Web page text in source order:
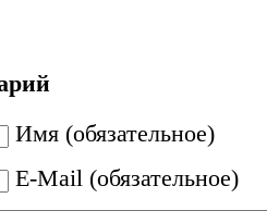
Имя (обязательное)
E-Mail (обязательное)